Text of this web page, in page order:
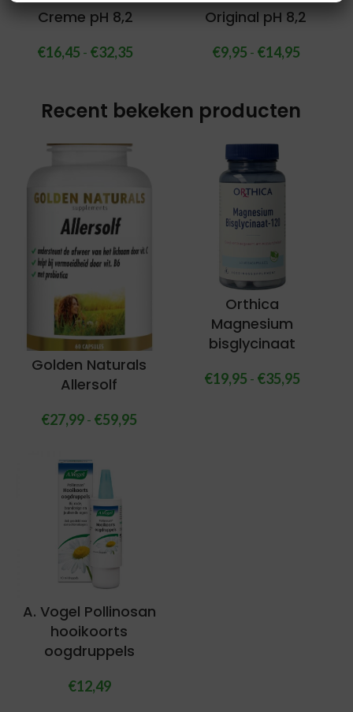
Creme pH 8,2
€16,45 - €32,35
Original pH 8,2
€9,95 - €14,95
Recent bekeken producten
Golden Naturals
Allersolf
€27,99- €59,95
Orthica
Magnesium
bisglycinaat
€19,95 - €35,95
A. Vogel Pollinosan
hooikoorts
oogdruppels
€12,49